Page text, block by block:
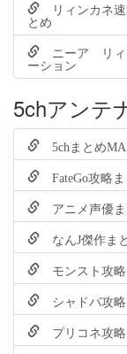
リィンカネ
とめ
ニーア リィ
ーション
5chアンテ
5chまとめ
FateGo攻略
アニメ声優ま
なんJ傑作ま
モンスト攻略
シャドバ攻略
プリコネ攻略